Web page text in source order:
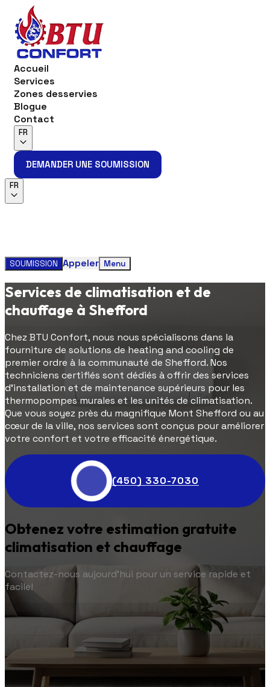
Accueil
Services
Zones desservies
Blogue
Contact
FR
DEMANDER UNE SOUMISSION
FR
SOUMISSION Appeler Menu
Services de climatisation et de
chauffage à Shefford
Chez BTU Confort, nous nous spécialisons dans la
fourniture de solutions de heating and cooling de
premier ordre à la communauté de Shefford. Nos
techniciens certifiés sont dédiés à offrir des services
d'installation et de maintenance supérieurs pour les
thermopompes murales et les unités de climatisation.
Que vous soyez près du magnifique Mont Shefford ou au
cœur de la ville, nos services sont conçus pour améliorer
votre confort et votre efficacité énergétique.
(450) 330-7030
Obtenez votre estimation gratuite
climatisation et chauffage
Contactez-nous aujourd'hui pour un service rapide et
facile!